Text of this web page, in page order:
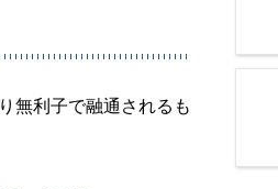
無利子で融通されるも